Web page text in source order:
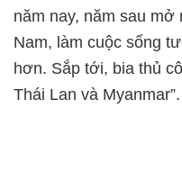
năm nay, năm sau
Nam, làm cuộc sống
hơn. Sắp tới, bia thủ
Thái Lan và Myanmar”.